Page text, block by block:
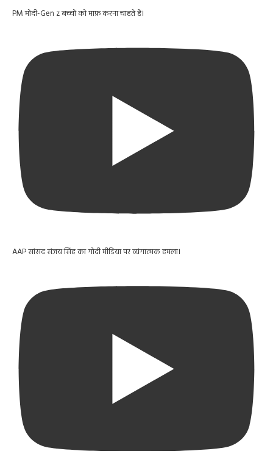
PM मोदी-Gen z बच्चों को माफ़ करना चाहते हैं।
AAP सांसद संजय सिंह का गोदी मीडिया पर व्यंगात्मक हमला।